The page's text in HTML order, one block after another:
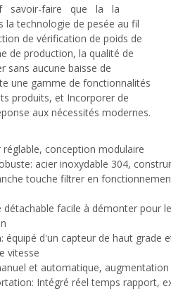
savoir-faire que la la
technologie de pesée au fil
de vérification de poids de
de production, la qualité de
sans aucune baisse de
une gamme de fonctionnalités
produits, et Incorporer de
aux nécessités modernes.
conception modulaire
acier inoxydable 304,
touche filtrer en
facile à démonter pour
équipé d'un capteur de haut grade
vitesse
et automatique,
Intégré réel temps rapport,